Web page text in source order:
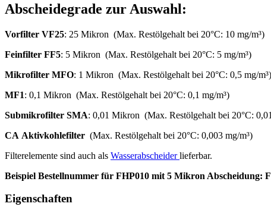
Abscheidegrade zur Auswahl:
Vorfilter VF25: 25 Mikron (Max. Restölgehalt bei 20°C: 10 mg/m³)
Feinfilter FF5: 5 Mikron (Max. Restölgehalt bei 20°C: 5 mg/m³)
Mikrofilter MFO: 1 Mikron (Max. Restölgehalt bei 20°C: 0,5 mg/m³)
MF1: 0,1 Mikron (Max. Restölgehalt bei 20°C: 0,1 mg/m³)
Submikrofilter SMA: 0,01 Mikron (Max. Restölgehalt bei 20°C:
CA Aktivkohlefilter (Max. Restölgehalt bei 20°C: 0,003 mg/m³)
Filterelemente sind auch als Wasserabscheiderlieferbar.
Beispiel Bestellnummer für FHP010 mit 5 Mikron Abscheidung:
Eigenschaften